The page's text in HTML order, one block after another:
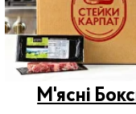
Мед & Десерти